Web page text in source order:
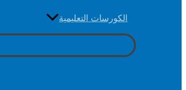
الكورسات التعليمية